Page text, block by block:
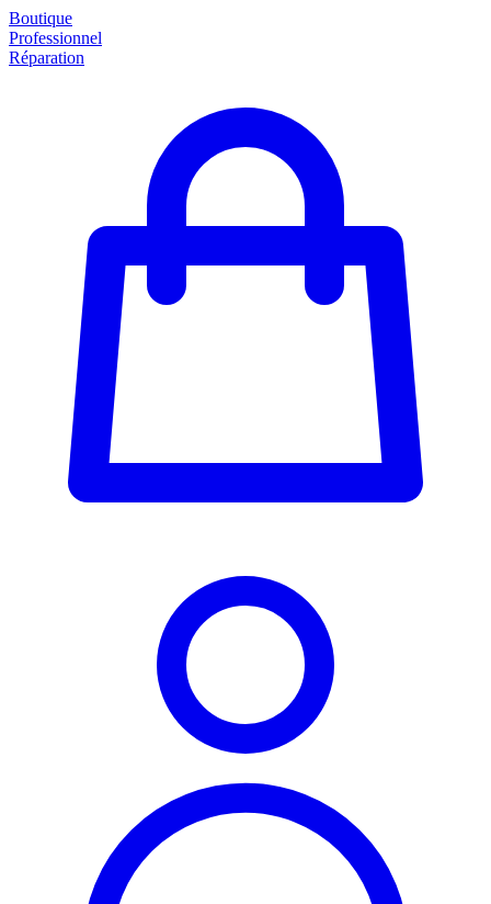
Boutique
Professionnel
Réparation